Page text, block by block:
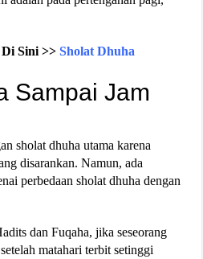
Di Sini >>Sholat Dhuha
Sampai Jam
sholat dhuha utama karena
disarankan. Namun, ada
perbedaan sholat dhuha dengan
dan Fuqaha, jika seseorang
matahari terbit setinggi